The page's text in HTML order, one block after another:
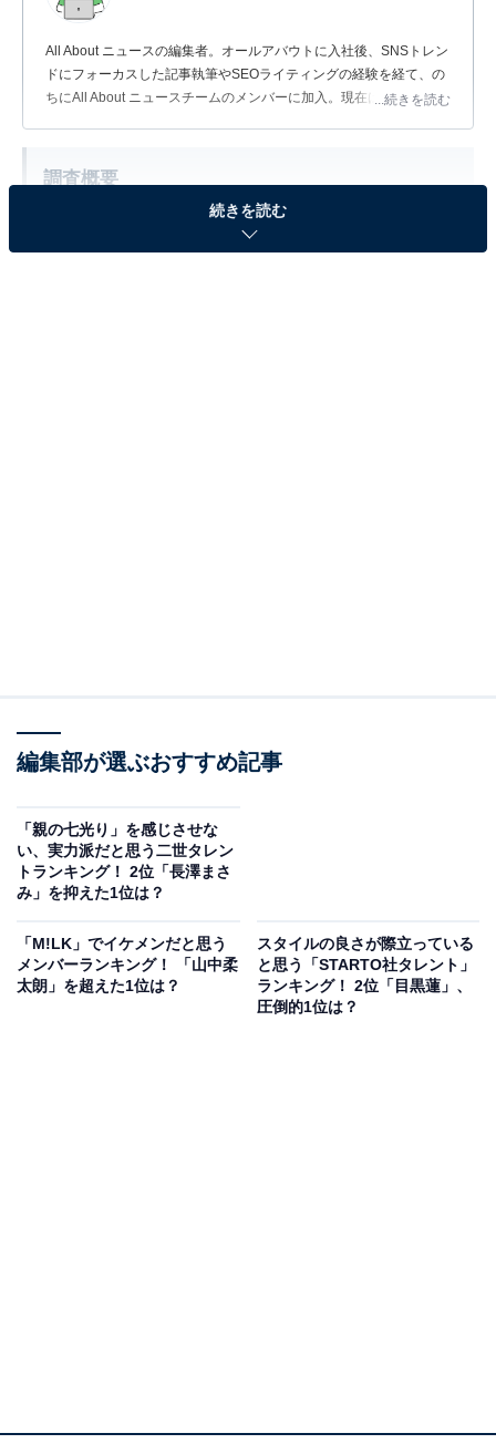
All About ニュースの編集者。オールアバウトに入社後、SNSトレン
ドにフォーカスした記事執筆やSEOライティングの経験を経て、の
ちにAll About ニュースチームのメンバーに加入。現在は旅行・カル
...続きを読む
調査概要
調査期間：2026年6月6日
調査方法：インターネット調査
View this post on Instagram
続きを読む
編集部が選ぶおすすめ記事
「親の七光り」を感じさせな
い、実力派だと思う二世タレン
トランキング！ 2位「長澤まさ
み」を抑えた1位は？
「M!LK」でイケメンだと思う
メンバーランキング！ 「山中柔
太朗」を超えた1位は？
スタイルの良さが際立っている
と思う「STARTO社タレント」
ランキング！ 2位「目黒蓮」、
圧倒的1位は？